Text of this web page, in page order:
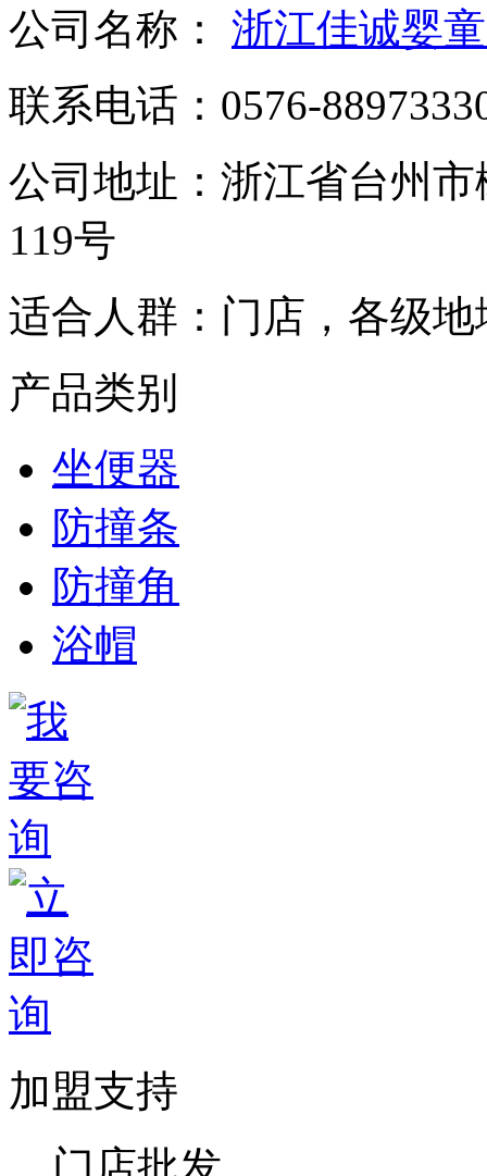
公司名称： 浙江佳诚婴
联系电话： 0576-
公司地址： 浙江省台州
119号
适合人群： 门店，各级
产品类别
坐便器
防撞条
防撞角
浴帽
加盟支持